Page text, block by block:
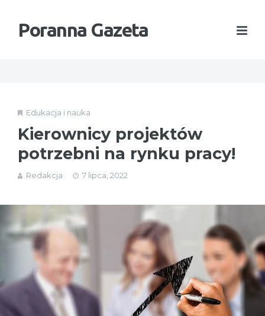
Poranna Gazeta
Edukacja i nauka
Kierownicy projektów
potrzebni na rynku pracy!
Redakcja 7 lipca, 2022